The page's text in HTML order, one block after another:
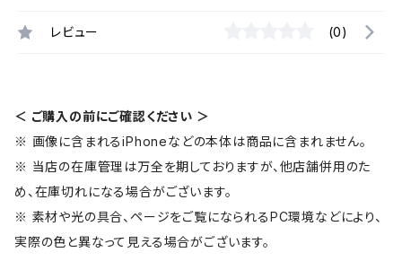
レビュー (0)
＜ ご購入の前にご確認ください ＞
※ 画像に含まれるiPhoneなどの本体は商品に含まれません。
※ 当店の在庫管理は万全を期しておりますが、他店舗併用のた
め、在庫切れになる場合がございます。
※ 素材や光の具合、ページをご覧になられるPC環境などにより、
実際の色と異なって見える場合がございます。